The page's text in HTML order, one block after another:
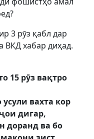
3 рӯз қабл дар
ВКД хабар диҳад.
15 рӯз вақтро
вахта кор
дигар,
доранд ва бо